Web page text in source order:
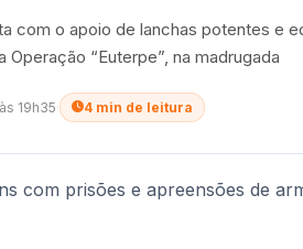
com o apoio de lanchas potentes e
Operação “Euterpe”, na madrugada
19h35· 4 min de leitura